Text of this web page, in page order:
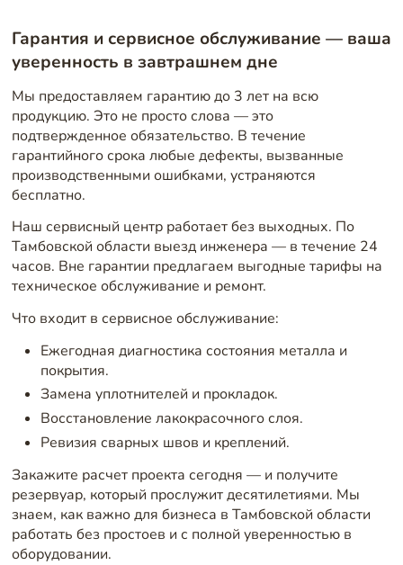
Гарантия и сервисное обслуживание — ваша
уверенность в завтрашнем дне
Мы предоставляем гарантию до 3 лет на всю
продукцию. Это не просто слова — это
подтвержденное обязательство. В течение
гарантийного срока любые дефекты, вызванные
производственными ошибками, устраняются
бесплатно.
Наш сервисный центр работает без выходных. По
Тамбовской области выезд инженера — в течение 24
часов. Вне гарантии предлагаем выгодные тарифы на
техническое обслуживание и ремонт.
Что входит в сервисное обслуживание:
Ежегодная диагностика состояния металла и
покрытия.
Замена уплотнителей и прокладок.
Восстановление лакокрасочного слоя.
Ревизия сварных швов и креплений.
Закажите расчет проекта сегодня — и получите
резервуар, который прослужит десятилетиями. Мы
знаем, как важно для бизнеса в Тамбовской области
работать без простоев и с полной уверенностью в
оборудовании.